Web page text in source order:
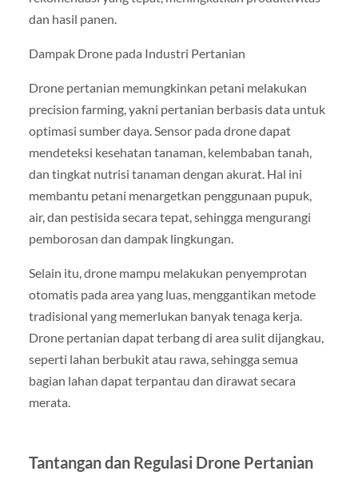
dan hasil panen.
Dampak Drone pada Industri Pertanian
Drone pertanian memungkinkan petani melakukan
precision farming, yakni pertanian berbasis data untuk
optimasi sumber daya. Sensor pada drone dapat
mendeteksi kesehatan tanaman, kelembaban tanah,
dan tingkat nutrisi tanaman dengan akurat. Hal ini
membantu petani menargetkan penggunaan pupuk,
air, dan pestisida secara tepat, sehingga mengurangi
pemborosan dan dampak lingkungan.
Selain itu, drone mampu melakukan penyemprotan
otomatis pada area yang luas, menggantikan metode
tradisional yang memerlukan banyak tenaga kerja.
Drone pertanian dapat terbang di area sulit dijangkau,
seperti lahan berbukit atau rawa, sehingga semua
bagian lahan dapat terpantau dan dirawat secara
merata.
Tantangan dan Regulasi Drone Pertanian